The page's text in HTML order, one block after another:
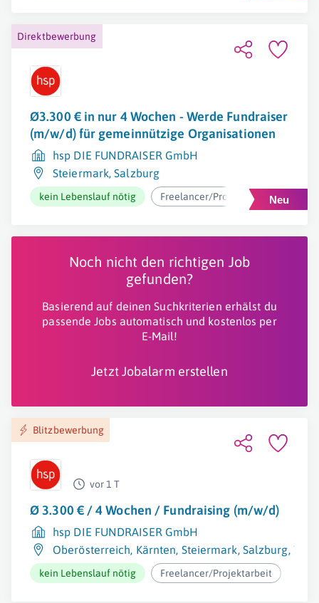
Direktbewerbung
Ø3.300 € in nur 4 Wochen - Werde Fundraiser
(m/w/d) für gemeinnützige Organisationen
hsp DIE FUNDRAISER GmbH
Steiermark,Salzburg
kein Lebenslauf nötig Freelancer/Projektarbeit
Noch nicht den richtigen Job
gefunden?
Basierend auf deinen Suchkriterien erhälst du
passende Jobs automatisch und kostenlos per
E-Mail!
Jetzt Jobalarm erstellen
Blitzbewerbung
vor 1 T
Ø 3.300 € / 4 Wochen / Fundraising (m/w/d)
hsp DIE FUNDRAISER GmbH
Oberösterreich, Kärnten, Steiermark, Salzburg, Tirol
kein Lebenslauf nötig Freelancer/Projektarbeit